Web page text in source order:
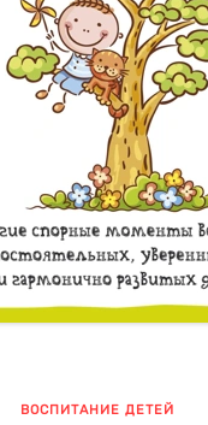
ВОСПИТАНИЕ ДЕТЕЙ